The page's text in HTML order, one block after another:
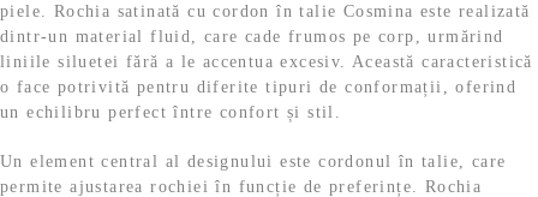
e
i
.
.
piele. Rochia satinată cu cordon în talie Cosmina este realizată
dintr-un material fluid, care cade frumos pe corp, urmărind
liniile siluetei fără a le accentua excesiv. Această caracteristică
o face potrivită pentru diferite tipuri de conformații, oferind
un echilibru perfect între confort și stil.
Un element central al designului este cordonul în talie, care
permite ajustarea rochiei în funcție de preferințe. Rochia